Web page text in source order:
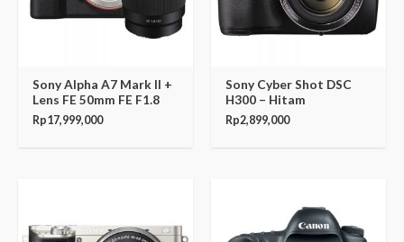
Sony Alpha A7 Mark II +
Lens FE 50mm FE F1.8
Rp17,999,000
Sony Cyber Shot DSC
H300 – Hitam
Rp2,899,000
was:
Rp32,499,000.